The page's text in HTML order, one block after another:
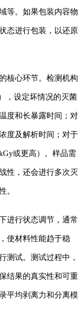
等。如果包装内容物
态进行包装，以还原
核心环节。检测机构
，设定坏情况的灭菌
度和长暴露时间；对
度及解析时间；对于
或更高）。样品需
性，还会进行多次灭
。
进行状态调节，通常
使材料性能趋于稳
测试。测试过程中，
结果的真实性和可重
平均剥离力和分离模